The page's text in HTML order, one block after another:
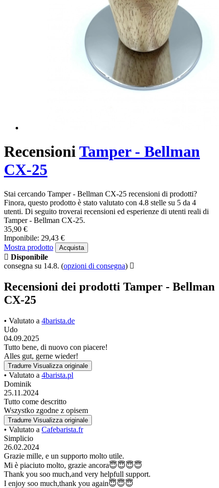
RecensioniTamper - Bellman
CX-25
Stai cercando Tamper - Bellman CX-25 recensioni di prodotti?
Finora, questo prodotto è stato valutato con 4.8 stelle su 5 da 4
utenti. Di seguito troverai recensioni ed esperienze di utenti reali di
Tamper - Bellman CX-25.
35,90 €
Imponibile: 29,43 €
Mostra prodotto
Acquista
Disponibile
consegna su 14.8. (opzioni di consegna)
Recensioni dei prodotti Tamper - Bellman
CX-25
• Valutato a 4barista.de
Udo
04.09.2025
Tutto bene, di nuovo con piacere!
Alles gut, gerne wieder!
Tradurre Visualizza originale
• Valutato a 4barista.pl
Dominik
25.11.2024
Tutto come descritto
Wszystko zgodne z opisem
Tradurre Visualizza originale
• Valutato a Cafebarista.fr
Simplicio
26.02.2024
Grazie mille, e un supporto molto utile.
Mi è piaciuto molto, grazie ancora😇😇😇😇
Thank you soo much,and very helpfull support.
I enjoy soo much,thank you again😇😇😇